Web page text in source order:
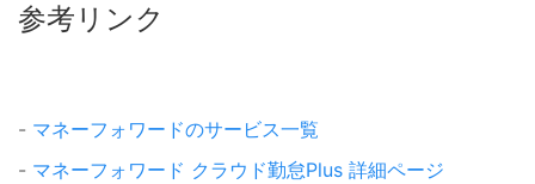
参考リンク
- マネーフォワードのサービス一覧
- マネーフォワード クラウド勤怠Plus 詳細ページ